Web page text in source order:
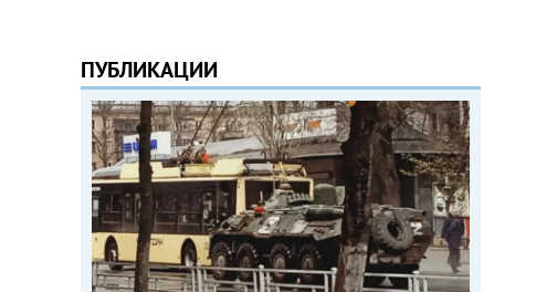
ПУБЛИКАЦИИ